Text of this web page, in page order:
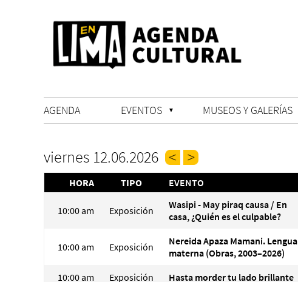
AGENDA EVENTOS MUSEOS Y GALERÍAS
viernes 12.06.2026
HORA TIPO EVENTO
10:00 am Exposición
Wasipi - May piraq causa / En
casa, ¿Quién es el culpable?
10:00 am Exposición
Nereida Apaza Mamani. Lengua
materna (Obras, 2003–2026)
10:00 am Exposición Hasta morder tu lado brillante